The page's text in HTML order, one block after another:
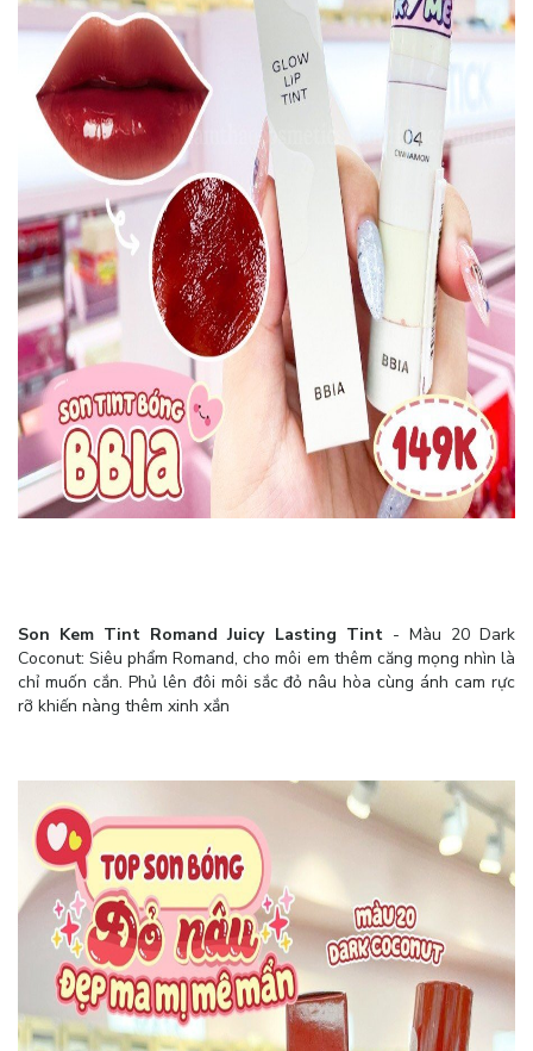
Son Kem Tint Romand Juicy Lasting Tint- Màu 20 Dark
Coconut: Siêu phẩm Romand, cho môi em thêm căng mọng nhìn là
chỉ muốn cắn. Phủ lên đôi môi sắc đỏ nâu hòa cùng ánh cam rực
rỡ khiến nàng thêm xinh xắn